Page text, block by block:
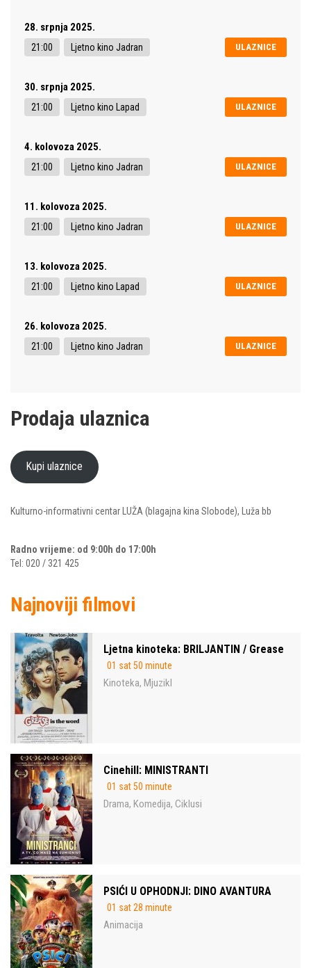
28. srpnja 2025.
ULAZNICE
21:00 Ljetno kino Jadran
30. srpnja 2025.
ULAZNICE
21:00 Ljetno kino Lapad
4. kolovoza 2025.
ULAZNICE
21:00 Ljetno kino Jadran
11. kolovoza 2025.
ULAZNICE
21:00 Ljetno kino Jadran
13. kolovoza 2025.
ULAZNICE
21:00 Ljetno kino Lapad
26. kolovoza 2025.
ULAZNICE
21:00 Ljetno kino Jadran
Prodaja ulaznica
Kupi ulaznice
Kulturno-informativni centar LUŽA (blagajna kina Slobode), Luža bb
Radno vrijeme: od 9:00h do 17:00h
Tel: 020 / 321 425
Najnoviji filmovi
Ljetna kinoteka: BRILJANTIN / Grease
01 sat 50 minute
Kinoteka, Mjuzikl
Cinehill: MINISTRANTI
01 sat 50 minute
Drama, Komedija, Ciklusi
PSIĆI U OPHODNJI: DINO AVANTURA
01 sat 28 minute
Animacija